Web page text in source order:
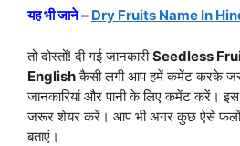
यह भी जाने – Dry Fruits Name In
तो दोस्तों! दी गई जानकारीSeedless
Englishकैसी लगी आप हमें कमेंट करके
जानकारियां और पानी के लिए कमेंट करें।
जरूर शेयर करें। आप भी अगर कुछ ऐसे फलों
बताएं।